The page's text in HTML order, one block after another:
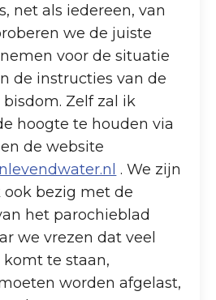
net als iedereen, van
we de juiste
voor de situatie
de instructies van de
Zelf zal ik
hoogte te houden via
de website
. We zijn
bezig met de
het parochieblad
we vrezen dat veel
te staan,
worden afgelast,